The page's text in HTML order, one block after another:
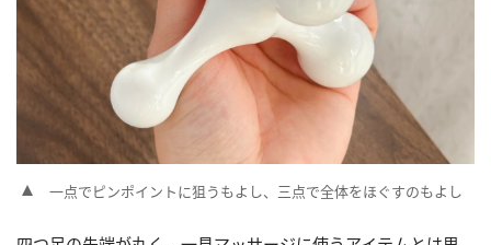
一点でピンポイントに狙うもよし、三点で全体をほぐすのもよし